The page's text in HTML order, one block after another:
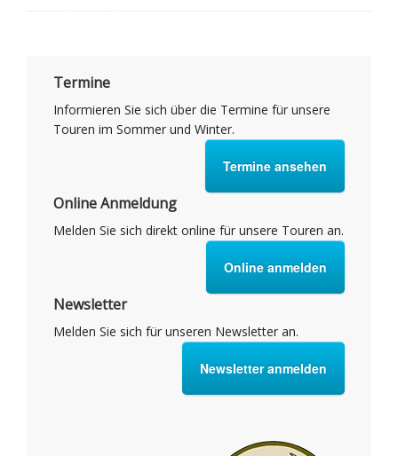
Termine
Informieren Sie sich über die Termine für unsere
Touren im Sommer und Winter.
Termine ansehen
Online Anmeldung
Melden Sie sich direkt online für unsere Touren an.
Online anmelden
Newsletter
Melden Sie sich für unseren Newsletter an.
Newsletter anmelden